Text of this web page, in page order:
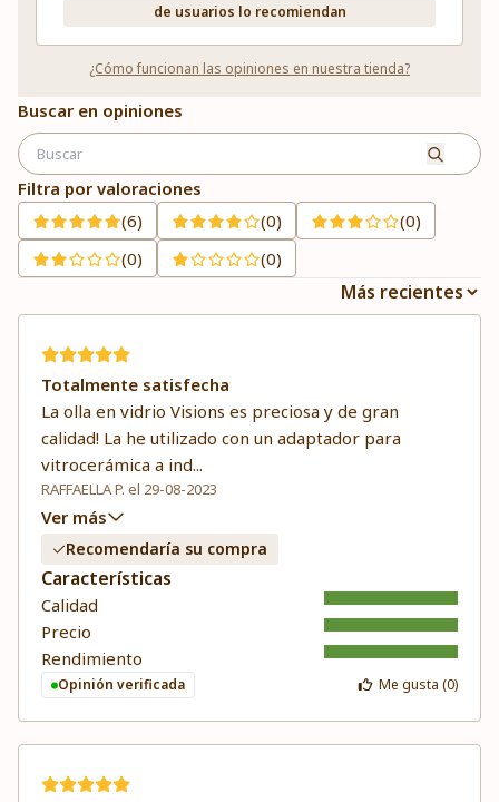
de usuarios lo recomiendan
¿Cómo funcionan las opiniones en nuestra tienda?
Buscar en opiniones
Filtra por valoraciones
(6)
(0)
(0)
(0)
(0)
Totalmente satisfecha
La olla en vidrio Visions es preciosa y de gran
calidad! La he utilizado con un adaptador para
vitrocerámica a ind...
RAFFAELLA P. el 29-08-2023
Ver más
Recomendaría su compra
Características
Calidad
Precio
Rendimiento
Opinión verificada Me gusta (0)